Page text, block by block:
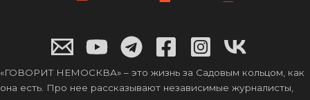
«ГОВОРИТ НЕМОСКВА» – это жизнь за Садовым кольцом, как
она есть. Про нее рассказывают независимые журналисты,